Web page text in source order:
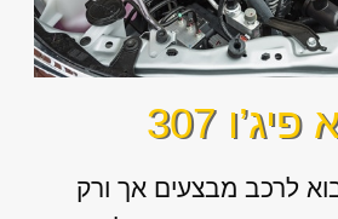
307
לרכב מבצעים אך ורק